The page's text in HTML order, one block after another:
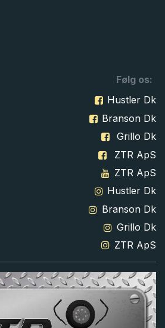
Følg os:
Hustler Dk
Branson Dk
Grillo Dk
ZTR ApS
ZTR ApS
Hustler Dk
Branson Dk
Grillo Dk
ZTR ApS